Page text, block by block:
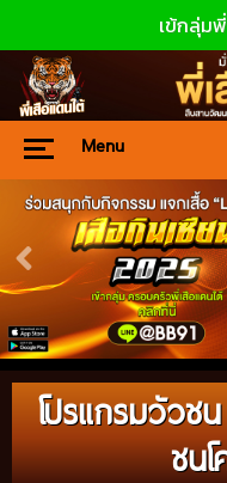
เข้กลุ่ม
Menu
โปรแกรมวัว
ชน